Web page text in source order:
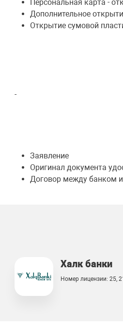
Персональная карта -
Дополнительное
Открытие сумовой
-
Заявление
Оригинал документа
Договор между банком
Халк банки
Номер лицензии: 25,